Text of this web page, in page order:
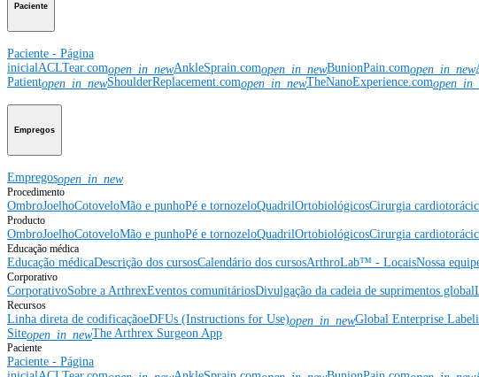
Paciente
Paciente - Página
inicialACLTear.comopen_in_newAnkleSprain.comopen_in_newBunionPain.comopen_in_new
Patientopen_in_newShoulderReplacement.comopen_in_newTheNanoExperience.com
Empregos
Empregosopen_in_new
Procedimento
OmbroJoelhoCotoveloMão e punhoPé e tornozeloQuadrilOrtobiológicosCirurgia
Producto
OmbroJoelhoCotoveloMão e punhoPé e tornozeloQuadrilOrtobiológicosCirurgia
Educação médica
Educação médicaDescrição dos cursosCalendário dos cursosArthroLab™ - LocaisNossa
Corporativo
CorporativoSobre a ArthrexEventos comunitáriosDivulgação da cadeia de suprimentos global
Recursos
Linha direta de codificaçãoeDFUs (Instructions for Use)open_in_newGlobal Enterprise
Siteopen_in_newThe Arthrex Surgeon App
Paciente
Paciente - Página